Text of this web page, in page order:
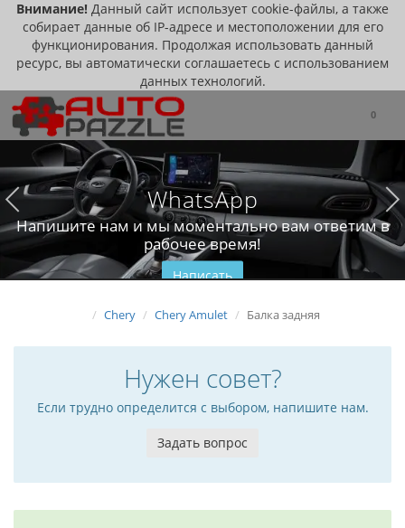
Внимание! Данный сайт использует cookie-файлы, а также
собирает данные об IP-адресе и местоположении для его
функционирования. Продолжая использовать данный
ресурс, вы автоматически соглашаетесь с использованием
данных технологий.
0
WhatsApp
Напишите нам и мы моментально вам ответим в
рабочее время!
Написать
Chery Chery Amulet Балка задняя
Нужен совет?
Если трудно определится с выбором, напишите нам.
Задать вопрос